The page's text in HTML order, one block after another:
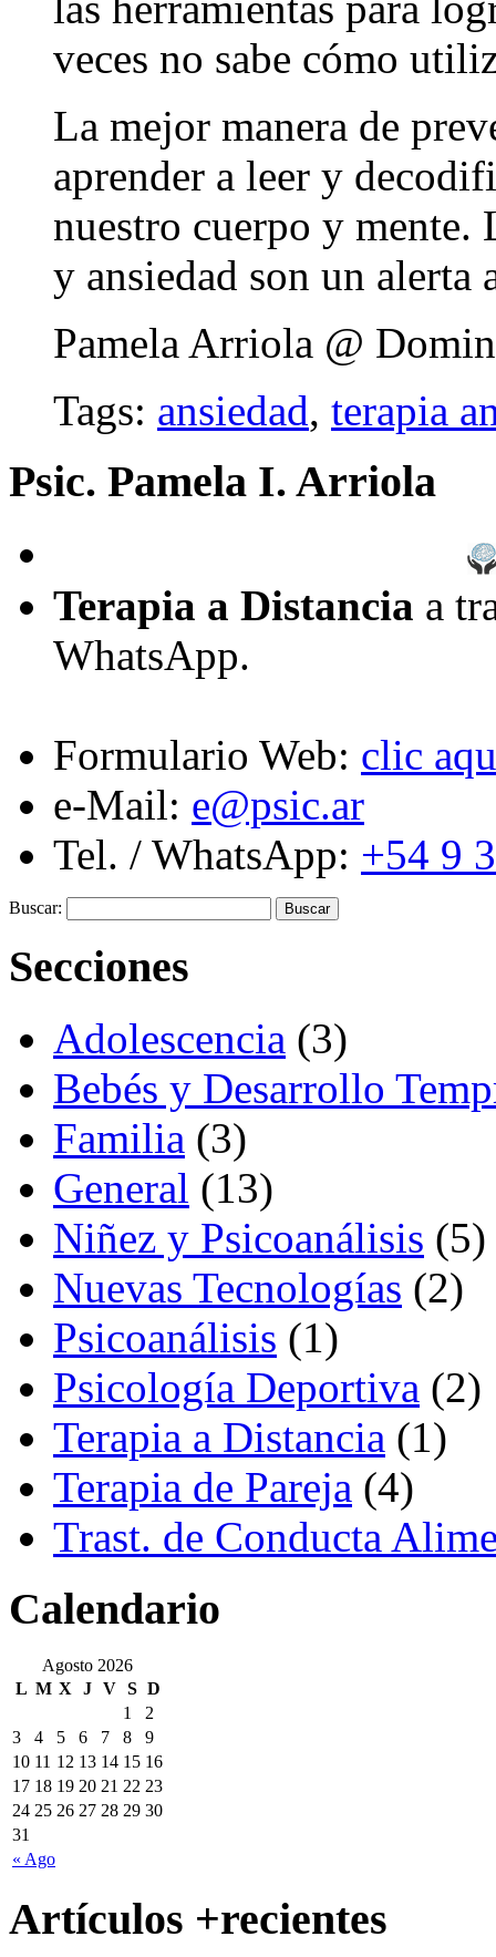
veces no sabe cómo
La mejor manera de
aprender a leer y
nuestro cuerpo y mente.
y ansiedad son un
Pamela Arriola @
Tags: ansiedad, terapia
Psic. Pamela I. Arriola
Terapia a Distancia a
WhatsApp.
Formulario Web: clic
e-Mail: e@psic.ar
Tel. / WhatsApp: +54 9
Buscar:
Secciones
Adolescencia (3)
Bebés y Desarrollo
Familia (3)
General (13)
Niñez y Psicoanálisis (5)
Nuevas Tecnologías (2)
Psicoanálisis (1)
Psicología Deportiva (2)
Terapia a Distancia (1)
Terapia de Pareja (4)
Trast. de Conducta
Calendario
Agosto 2026
L M X J V S D
« Ago
1
2
3
4 5 6 7 8
9
10 11 12 13 14 15 16
17 18 19 20 21 22 23
24 25 26 27 28 29 30
31
Artículos +recientes